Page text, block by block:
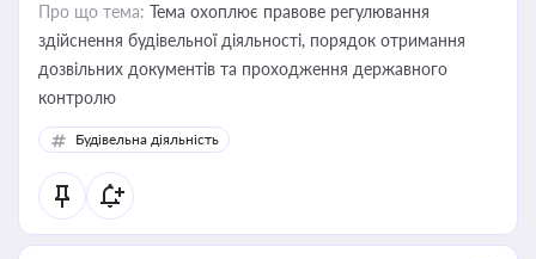
Про що тема: Тема охоплює правове регулювання
здійснення будівельної діяльності, порядок отримання
дозвільних документів та проходження державного
контролю
Будівельна діяльність